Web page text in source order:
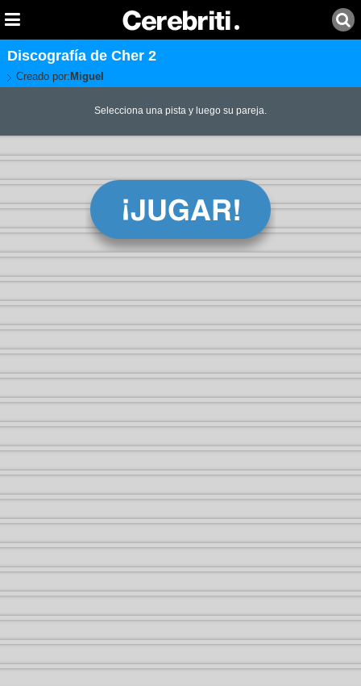
Discografía de Cher 2
Creado por: Miguel
Selecciona una pista y luego su pareja.